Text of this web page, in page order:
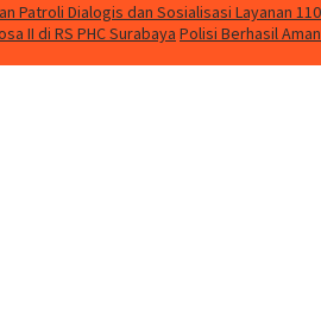
Patroli Dialogis dan Sosialisasi Layanan 110
II di RS PHC Surabaya Polisi Berhasil